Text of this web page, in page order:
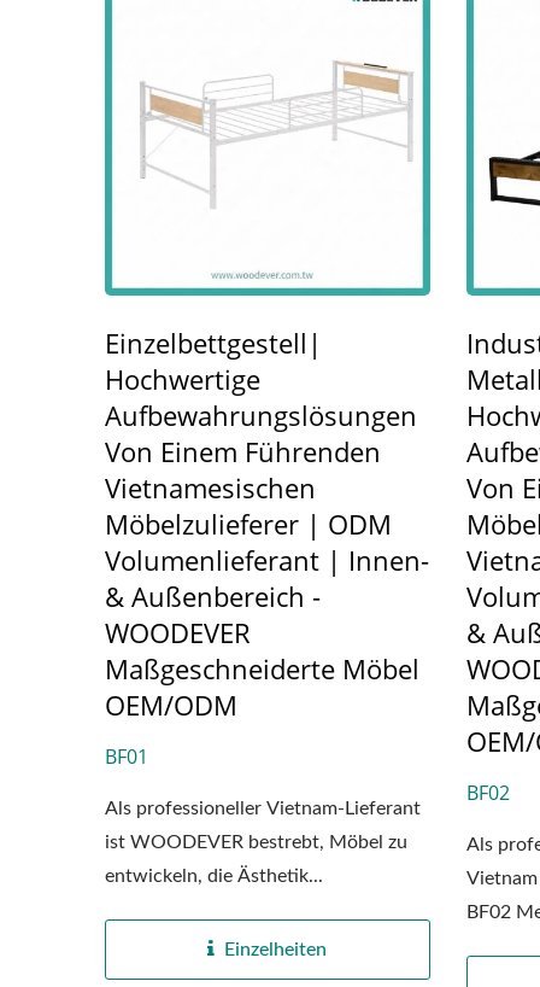
Einzelbettgestell|
Hochwertige
Aufbewahrungslösungen
Von Einem Führenden
Vietnamesischen
Möbelzulieferer | ODM
Volumenlieferant | Innen-
& Außenbereich -
WOODEVER
Maßgeschneiderte Möbel
OEM/ODM
BF01
Als professioneller Vietnam-Lieferant
ist WOODEVER bestrebt, Möbel zu
entwickeln, die Ästhetik...
Einzelheiten
Von
&
BF02
Als
BF02